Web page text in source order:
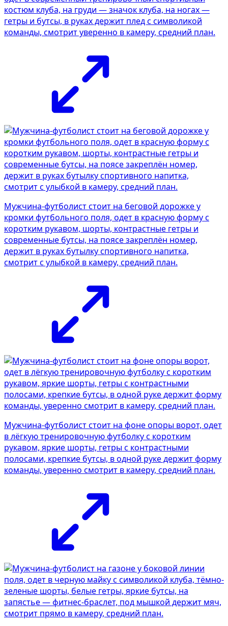
костюм клуба, на груди — значок клуба, на ногах —
гетры и бутсы, в руках держит плед с символикой
команды, смотрит уверенно в камеру, средний план.
Мужчина-футболист стоит на беговой дорожке у
кромки футбольного поля, одет в красную форму с
коротким рукавом, шорты, контрастные гетры и
современные бутсы, на поясе закреплён номер,
держит в руках бутылку спортивного напитка,
смотрит с улыбкой в камеру, средний план.
Мужчина-футболист стоит на фоне опоры ворот, одет
в лёгкую тренировочную футболку с коротким
рукавом, яркие шорты, гетры с контрастными
полосами, крепкие бутсы, в одной руке держит форму
команды, уверенно смотрит в камеру, средний план.